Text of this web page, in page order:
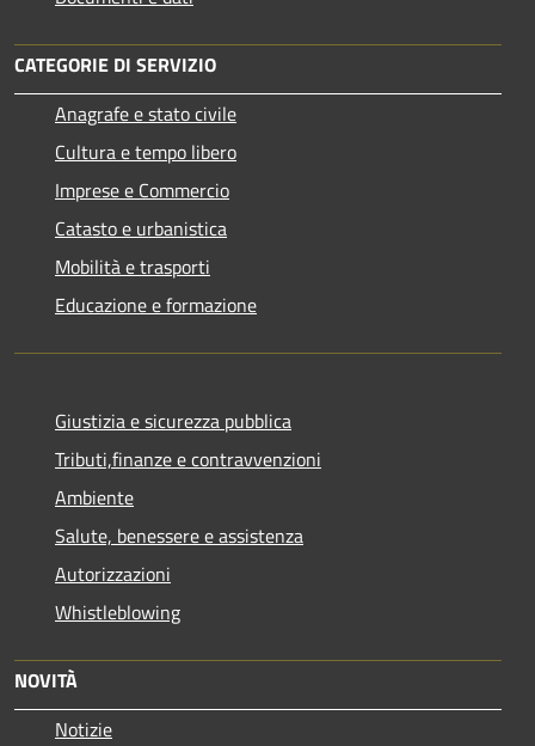
CATEGORIE DI SERVIZIO
Anagrafe e stato civile
Cultura e tempo libero
Imprese e Commercio
Catasto e urbanistica
Mobilità e trasporti
Educazione e formazione
Giustizia e sicurezza pubblica
Tributi,finanze e contravvenzioni
Ambiente
Salute, benessere e assistenza
Autorizzazioni
Whistleblowing
NOVITÀ
Notizie